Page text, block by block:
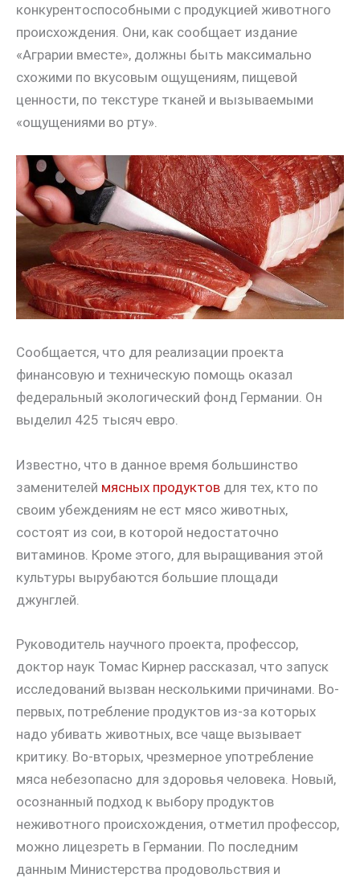
конкурентоспособными с продукцией животного
происхождения. Они, как сообщает издание
«Аграрии вместе», должны быть максимально
схожими по вкусовым ощущениям, пищевой
ценности, по текстуре тканей и вызываемыми
«ощущениями во рту».
Сообщается, что для реализации проекта
финансовую и техническую помощь оказал
федеральный экологический фонд Германии. Он
выделил 425 тысяч евро.
Известно, что в данное время большинство
заменителей мясных продуктов для тех, кто по
своим убеждениям не ест мясо животных,
состоят из сои, в которой недостаточно
витаминов. Кроме этого, для выращивания этой
культуры вырубаются большие площади
джунглей.
Руководитель научного проекта, профессор,
доктор наук Томас Кирнер рассказал, что запуск
исследований вызван несколькими причинами. Во-
первых, потребление продуктов из-за которых
надо убивать животных, все чаще вызывает
критику. Во-вторых, чрезмерное употребление
мяса небезопасно для здоровья человека. Новый,
осознанный подход к выбору продуктов
неживотного происхождения, отметил профессор,
можно лицезреть в Германии. По последним
данным Министерства продовольствия и